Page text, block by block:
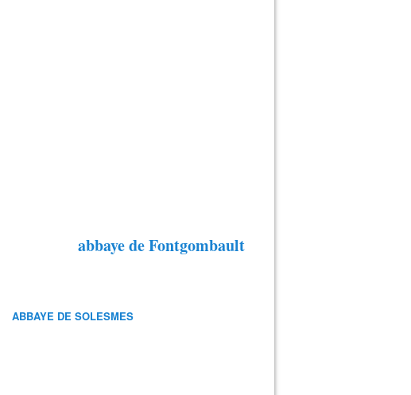
abbaye de Fontgombault
ABBAYE DE SOLESMES